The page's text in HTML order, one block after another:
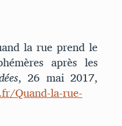
la rue prend le
après les
, 26 mai 2017,
Quand-la-rue-